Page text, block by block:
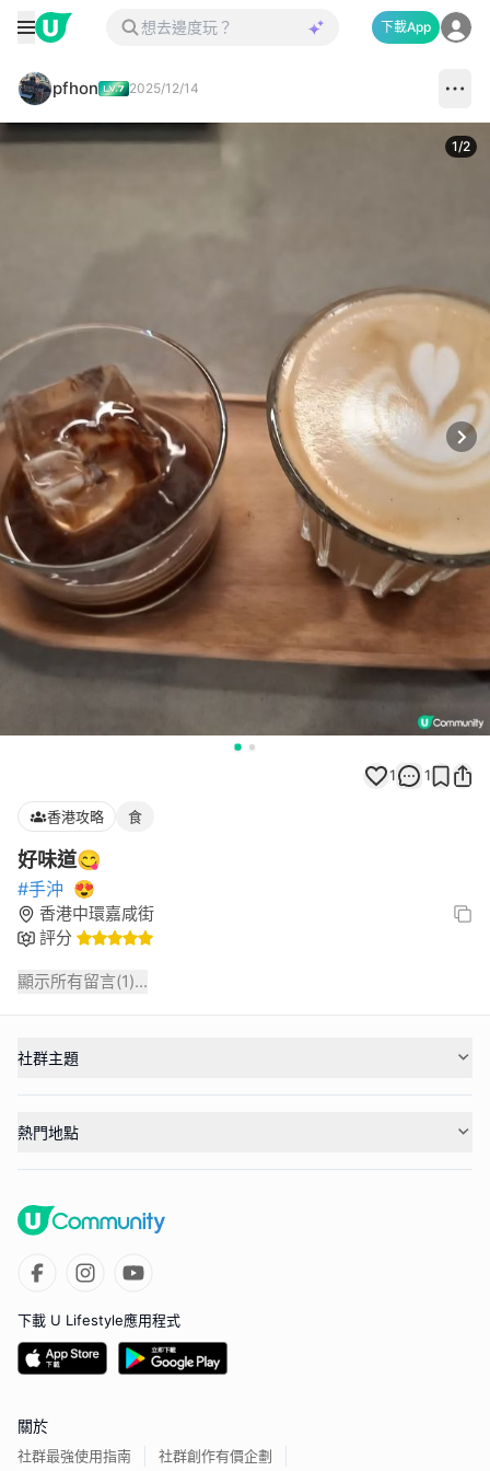
下載App
pfhon 2025/12/14
1/2
1 1
香港攻略 食
好味道😋
#手沖 😍
香港中環嘉咸街
評分
顯示所有留言(1)...
社群主題
熱門地點
下載 U Lifestyle應用程式
關於
社群最強使用指南 社群創作有價企劃